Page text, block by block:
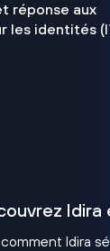
réponse aux
les identités
Idira
Idira